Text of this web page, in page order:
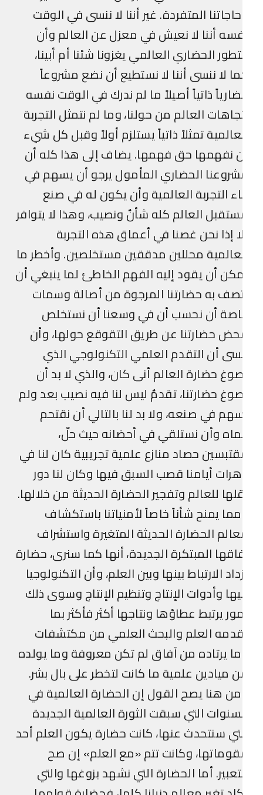
المتفردة. غير أننا لا ننسى في الوقت
أننا لا نعيش في معزل عن العالم وأن
الحضاري العالمي يغزونا شئنا أم أبينا،
لا ننسى أننا لا نستطيع أن نضع مشروعاً
ذاتياً أصيلاً ما لم ندرك في الوقت نفسه
العالم من حولنا، وما لم نتمثل التجربة
تمثلاً ذاتياً يستلزم أولاً وقبل كل شيء
نفهمها حق فهمها. يضاف إلى هذا كله أن
الحضاري المأمول يرجو أن يسهم في
التجربة العالمية وأن يكون له في صنع
العالم كله شأنٌ ونصيب، وهذا لا يتوافر
إذا نحن غصنا في أعماق هذه التجربة
محللين مدققين مستخلصين. وأخطر ما
أن يقود إليه الفهم الخاطئ لما ينبغي أن
به حضارتنا المرجوة من أصالة وسمات
أن نحسب أن في وسعنا أن نستخلص
حضارتنا عن طريق التقوقع حولها، وأن
أن التقدم العلمي التكنولوجي الذي
حضارة العالم أنى كان، والذي لا بد أن
حضارتنا، تقدمٌ ليس لنا فيه نصيب بعد ولم
في صنعه، ولا بد لنا بالتالي أن نقتحم
وأن نستلقي في أحضانه حيث حلّ،
حصاد منازع علمية تجريبية كان لنا في
أيامنا قصب السبق فيها وكان لنا دور
للعالم وتفجير الحضارة الحديثة من خلالها.
يمنح شأناً خاصاً لأمنياتنا باستكشاف
الحضارة الحديثة المتغيرة واستشراف
المبتكرة الجديدة، أنها كما سنرى، حضارة
الارتباط بينها وبين العلم، وأن التكنولوجيا
وأدوات الإنتاج وتنظيم الإنتاج وسوى ذلك
يرتبط عطاؤها ونتاجها أكثر فأكثر بما
العلم والبحث العلمي من مكتشفات
يرتاده من آفاق لم تكن معروفة وما يولده
ميادين علمية ما كانت لتخطر على بال بشر.
هنا يصح القول إن الحضارة العالمية في
التي سبقت الثورة العالمية الجديدة
سنتحدث عنها، كانت حضارة يكون العلم أحد
وكانت تتم «مع العلم» إن صح
أما الحضارة التي نشهد بزوغها والتي